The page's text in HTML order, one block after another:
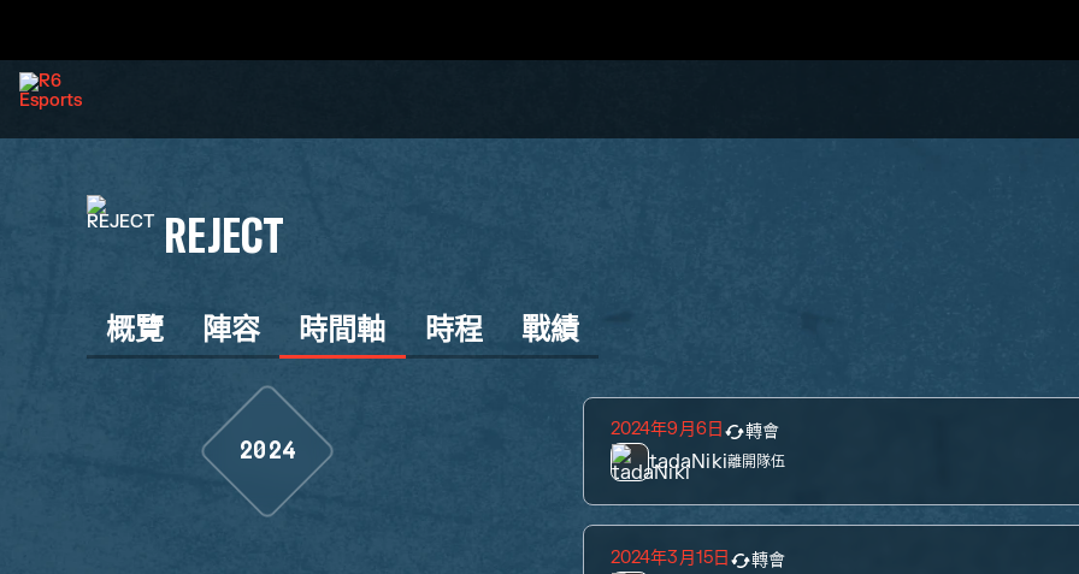
REJECT
概覽 陣容 時間軸 時程 戰績
2024
2024年9月6日 轉會
tadaNiki離開隊伍
2024年3月15日 轉會